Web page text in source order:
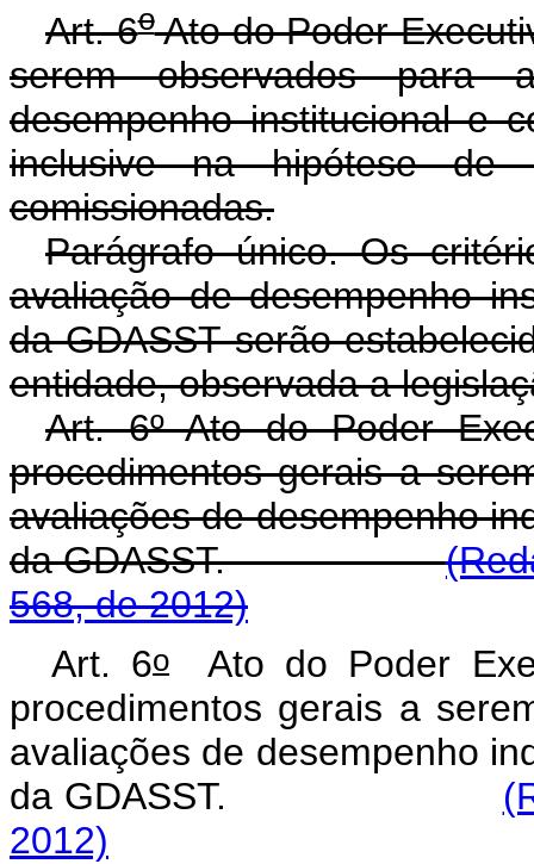
Art. 6oAto do Poder
serem observados para
desempenho institucional e
inclusive na hipótese de
comissionadas.
Parágrafo único. Os
avaliação de desempenho
da GDASST serão
entidade, observada a
Art. 6º Ato do Poder
procedimentos gerais a
avaliações de desempenho
da GDASST.
568, de 2012)
Art. 6oAto do Poder
procedimentos gerais a
avaliações de desempenho
da GDASST.
2012)